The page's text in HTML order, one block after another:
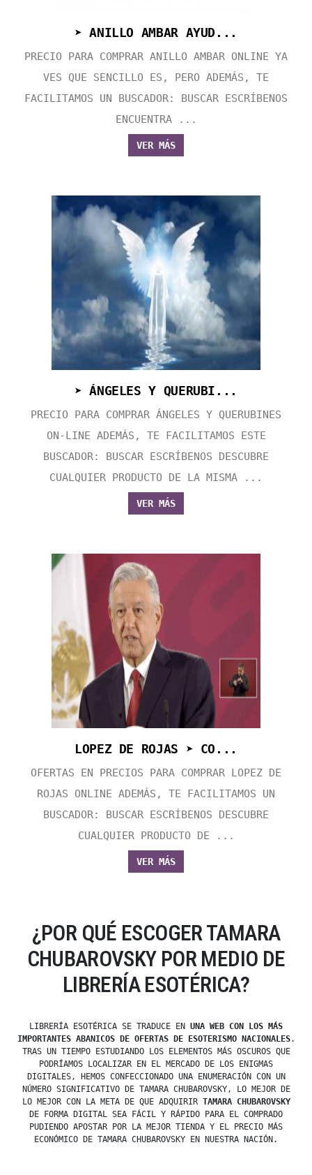
➤ ANILLO AMBAR AYUD...
PRECIO PARA COMPRAR ANILLO AMBAR ONLINE YA
VES QUE SENCILLO ES, PERO ADEMÁS, TE
FACILITAMOS UN BUSCADOR: BUSCAR ESCRÍBENOS
ENCUENTRA ...
VER MÁS
➤ ÁNGELES Y QUERUBI...
PRECIO PARA COMPRAR ÁNGELES Y QUERUBINES
ON-LINE ADEMÁS, TE FACILITAMOS ESTE
BUSCADOR: BUSCAR ESCRÍBENOS DESCUBRE
CUALQUIER PRODUCTO DE LA MISMA ...
VER MÁS
LOPEZ DE ROJAS ➤ CO...
OFERTAS EN PRECIOS PARA COMPRAR LOPEZ DE
ROJAS ONLINE ADEMÁS, TE FACILITAMOS UN
BUSCADOR: BUSCAR ESCRÍBENOS DESCUBRE
CUALQUIER PRODUCTO DE ...
VER MÁS
¿POR QUÉ ESCOGER TAMARA
CHUBAROVSKY POR MEDIO DE
LIBRERÍA ESOTÉRICA?
LIBRERÍA ESOTÉRICA SE TRADUCE EN UNA WEB CON LOS MÁS
IMPORTANTES ABANICOS DE OFERTAS DE ESOTERISMO NACIONALES.
TRAS UN TIEMPO ESTUDIANDO LOS ELEMENTOS MÁS OSCUROS QUE
PODRÍAMOS LOCALIZAR EN EL MERCADO DE LOS ENIGMAS
DIGITALES, HEMOS CONFECCIONADO UNA ENUMERACIÓN CON UN
NÚMERO SIGNIFICATIVO DE TAMARA CHUBAROVSKY, LO MEJOR DE
LO MEJOR CON LA META DE QUE ADQUIRIR TAMARA CHUBAROVSKY
DE FORMA DIGITAL SEA FÁCIL Y RÁPIDO PARA EL COMPRADO
PUDIENDO APOSTAR POR LA MEJOR TIENDA Y EL PRECIO MÁS
ECONÓMICO DE TAMARA CHUBAROVSKY EN NUESTRA NACIÓN.